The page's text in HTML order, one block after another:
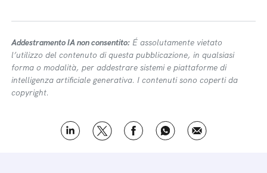
Addestramento IA non consentito: É assolutamente vietato
l’utilizzo del contenuto di questa pubblicazione, in qualsiasi
forma o modalità, per addestrare sistemi e piattaforme di
intelligenza artificiale generativa. I contenuti sono coperti da
copyright.